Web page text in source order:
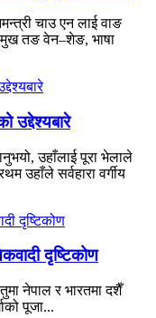
चाउ एन लाई वाङ
तङ वेन–शेङ, भाषा
उद्देश्यबारे
उहाँलाई पूरा भेलाले
उहाँले सर्वहारा वर्गीय
दृष्टिकोण
नेपाल र भारतमा दशैँ
पूजा...